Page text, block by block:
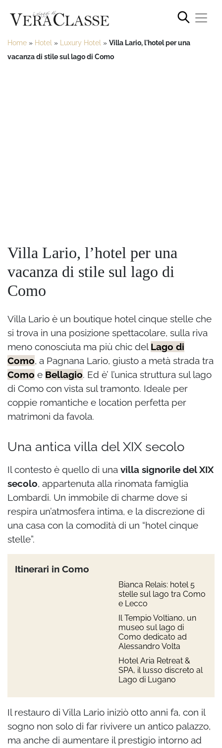
Home » Hotel » Luxury Hotel » Villa Lario, l'hotel per una
vacanza di stile sul lago di Como
Villa Lario, l’hotel per una
vacanza di stile sul lago di
Como
Villa Lario è un boutique hotel cinque stelle che
si trova in una posizione spettacolare, sulla riva
meno conosciuta ma più chic del Lago di
Como, a Pagnana Lario, giusto a metà strada tra
Como e Bellagio. Ed è’ l’unica struttura sul lago
di Como con vista sul tramonto. Ideale per
coppie romantiche e location perfetta per
matrimoni da favola.
Una antica villa del XIX secolo
Il contesto è quello di una villa signorile del XIX
secolo, appartenuta alla rinomata famiglia
Lombardi. Un immobile di charme dove si
respira un’atmosfera intima, e la discrezione di
una casa con la comodità di un “hotel cinque
stelle”.
Itinerari in Como
Bianca Relais: hotel 5
stelle sul lago tra Como
e Lecco
Il Tempio Voltiano, un
museo sul lago di
Como dedicato ad
Alessandro Volta
Hotel Aria Retreat &
SPA, il lusso discreto al
Lago di Lugano
Il restauro di Villa Lario iniziò otto anni fa, con il
sogno non solo di far rivivere un antico palazzo,
ma anche di aumentare il prestigio intorno ad